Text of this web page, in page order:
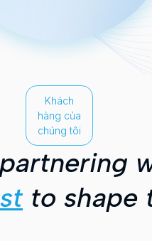
Khách
hàng của
chúng tôi
to shape